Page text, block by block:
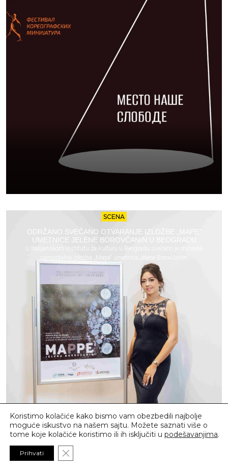
SCENA
ODRŽANO SVEČANO OTVARANJE IZLOŽBE „MAPE“
UMETNICE JELENE BOROVČANIN U BEOGRADU
U Italijanskom institutu za kulturu u Beogradu svečano je otvorena
samostalna izložba „Mape“ umetnice Jelene Borovčanin.
Koristimo kolačiće kako bismo vam obezbedili najbolje
moguće iskustvo na našem sajtu. Možete saznati više o
tome koje kolačiće koristimo ili ih isključiti u podešavanjima.
Prihvati Close GDPR Cookie Banner